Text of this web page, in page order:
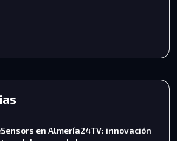
en Almería24TV: innovación